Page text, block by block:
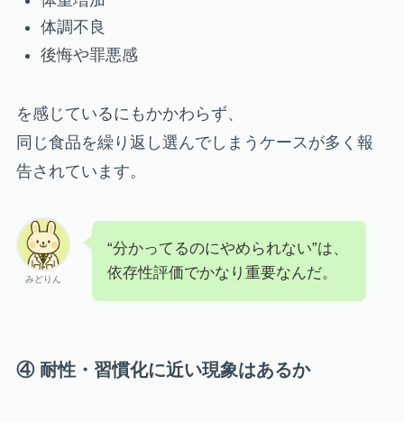
体調不良
後悔や罪悪感
を感じているにもかかわらず、
同じ食品を繰り返し選んでしまうケースが多く報
告されています。
みどりん
“分かってるのにやめられない”は、
依存性評価でかなり重要なんだ。
④ 耐性・習慣化に近い現象はあるか